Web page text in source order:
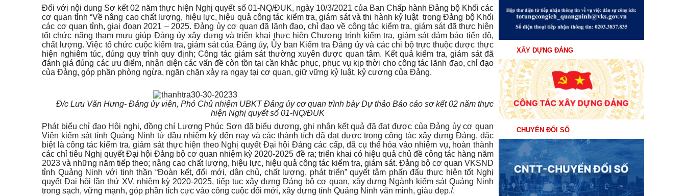
Đối với nội dung Sơ kết 02 năm thực hiện Nghị quyết số 01-NQ/ĐUK, ngày 10/3/2021 của Ban Chấp hành Đảng bộ Khối các
cơ quan tỉnh “Về nâng cao chất lượng, hiệu lực, hiệu quả công tác kiểm tra, giám sát và thi hành kỷ luật trong Đảng bộ Khối
các cơ quan tỉnh, giai đoạn 2021 – 2025. Đảng ủy cơ quan đã lãnh đạo, chỉ đạo về công tác kiểm tra, giám sát đã thực hiện
tốt chức năng tham mưu giúp Đảng ủy xây dựng và triển khai thực hiện Chương trình kiểm tra, giám sát đảm bảo tiến độ,
chất lượng. Việc tổ chức cuộc kiểm tra, giám sát của Đảng ủy, Ủy ban Kiểm tra Đảng ủy và các chi bộ trực thuộc được thực
hiện nghiêm túc, đúng quy trình quy định; Công tác giám sát thường xuyên được quan tâm. Kết quả kiểm tra, giám sát đã
đánh giá đúng các ưu điểm, nhận diện các vấn đề còn tồn tại cần khắc phục, phục vụ kịp thời cho công tác lãnh đạo, chỉ đạo
của Đảng, góp phần phòng ngừa, ngăn chặn xảy ra ngay tại cơ quan, giữ vững kỷ luật, kỷ cương của Đảng.
Đ/c Lưu Văn Hưng- Đảng ủy viên, Phó Chủ nhiệm UBKT Đảng ủy cơ quan trình bày Dự thảo Báo cáo sơ kết02 năm thực
hiện Nghị quyết số 01-NQ/ĐUK
Phát biểu chỉ đạo Hội nghị, đồng chí Lương Phúc Sơn đã biểu dương, ghi nhận kết quả đã đạt được của Đảng ủy cơ quan
Viện kiểm sát tỉnh Quảng Ninh từ đầu nhiệm kỳ đến nay và các thành tích đã đạt được trong công tác xây dựng Đảng, đặc
biệt là công tác kiểm tra, giám sát thực hiện theo Nghị quyết Đại hội Đảng các cấp, đã cụ thể hóa vào nhiệm vụ, hoàn thành
các chỉ tiêu Nghị quyết Đại hội Đảng bộ cơ quan nhiệm kỳ 2020-2025 đề ra; triển khai có hiệu quả chủ đề công tác hàng năm
2023 và những năm tiếp theo; nâng cao chất lượng, hiệu lực, hiệu quả công tác kiểm tra, giám sát. Đảng bộ cơ quan VKSND
tỉnh Quảng Ninh với tinh thần “Đoàn kết, đổi mới, dân chủ, chất lượng, phát triển” quyết tâm phấn đấu thực hiện tốt Nghị
quyết Đại hội lần thứ XV, nhiệm kỳ 2020-2025, tiếp tục xây dựng Đảng bộ cơ quan, xây dựng Ngành kiểm sát Quảng Ninh
trong sạch, vững mạnh, góp phần tích cực vào công cuộc đổi mới, xây dựng tỉnh Quảng Ninh văn minh, giàu đẹp./.
XÂY DỰNG ĐẢNG
CHUYỂN ĐỔI SỐ